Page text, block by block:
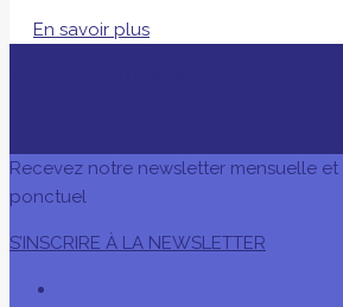
En savoir plus
Recevez notre newsletter mensuelle et
ponctuel
S’INSCRIRE À LA NEWSLETTER